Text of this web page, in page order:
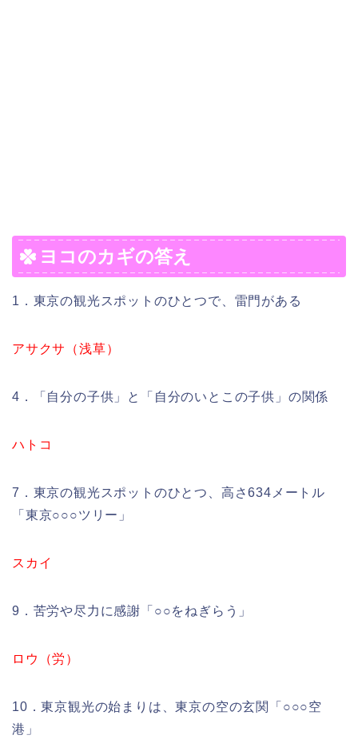
ヨコのカギの答え
1．東京の観光スポットのひとつで、雷門がある
アサクサ（浅草）
4．「自分の子供」と「自分のいとこの子供」の関係
ハトコ
7．東京の観光スポットのひとつ、高さ634メートル
「東京○○○ツリー」
スカイ
9．苦労や尽力に感謝「○○をねぎらう」
ロウ（労）
10．東京観光の始まりは、東京の空の玄関「○○○空
港」